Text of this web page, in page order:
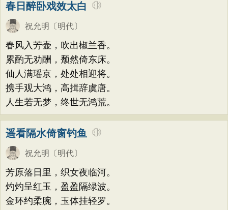
春日醉卧戏效太白
祝允明 〔明代〕
春风入芳壶，吹出椒兰香。
累酌无劝酬，颓然倚东床。
仙人满瑶京，处处相迎将。
携手观大鸿，高揖辞虞唐。
人生若无梦，终世无鸿荒。
遥看隔水倚窗钓鱼
祝允明 〔明代〕
芳原落日里，织女夜临河。
灼灼呈红玉，盈盈隔绿波。
金环约柔腕，玉体挂轻罗。